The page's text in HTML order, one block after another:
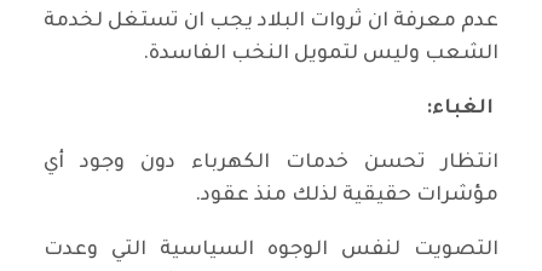
عدم معرفة ان ثروات البلاد يجب ان تستغل لخدمة
الشعب وليس لتمويل النخب الفاسدة.
الغباء:
انتظار تحسن خدمات الكهرباء دون وجود أي
مؤشرات حقيقية لذلك منذ عقود.
التصويت لنفس الوجوه السياسية التي وعدت